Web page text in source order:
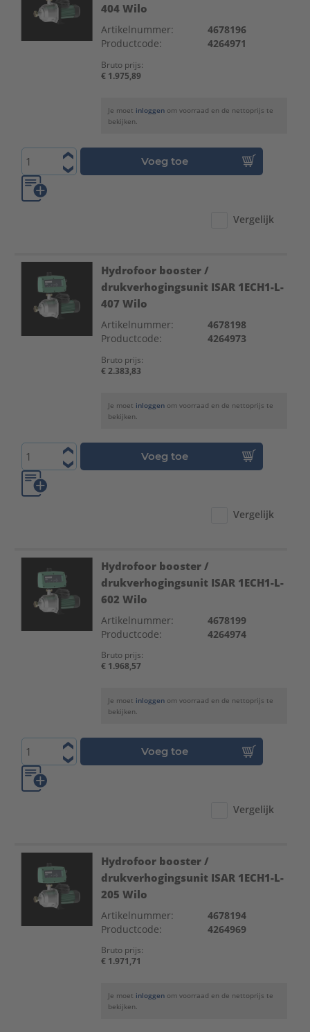
404 Wilo
Artikelnummer:
4678196
Productcode:
4264971
Bruto prijs:
€ 1.975,89
Je moet inloggen om voorraad en de nettoprijs te
bekijken.
Voeg toe
Vergelijk
Hydrofoor booster /
drukverhogingsunit ISAR 1ECH1-L-
407 Wilo
Artikelnummer:
4678198
Productcode:
4264973
Bruto prijs:
€ 2.383,83
Je moet inloggen om voorraad en de nettoprijs te
bekijken.
Voeg toe
Vergelijk
Hydrofoor booster /
drukverhogingsunit ISAR 1ECH1-L-
602 Wilo
Artikelnummer:
4678199
Productcode:
4264974
Bruto prijs:
€ 1.968,57
Je moet inloggen om voorraad en de nettoprijs te
bekijken.
Voeg toe
Vergelijk
Hydrofoor booster /
drukverhogingsunit ISAR 1ECH1-L-
205 Wilo
Artikelnummer:
4678194
Productcode:
4264969
Bruto prijs:
€ 1.971,71
Je moet inloggen om voorraad en de nettoprijs te
bekijken.